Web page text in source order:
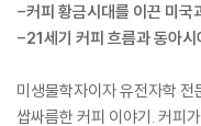
-커피 황금시대를 이끈 미국
-21세기 커피 흐름과 동아시
미생물학자이자 유전자학
쌉싸름한 커피 이야기. 커피